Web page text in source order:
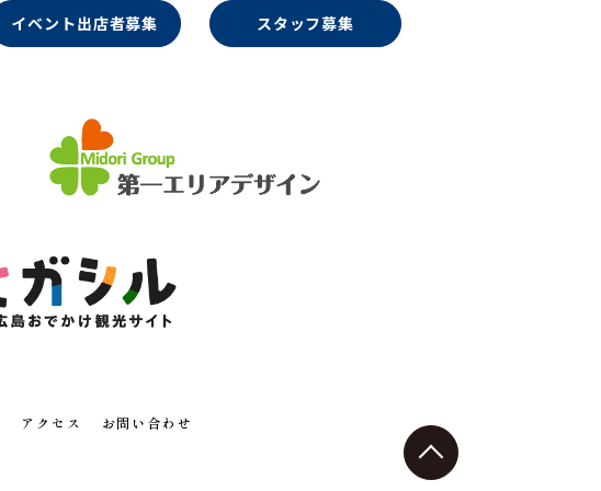
イベント出店者募集 スタッフ募集
アクセス お問い合わせ